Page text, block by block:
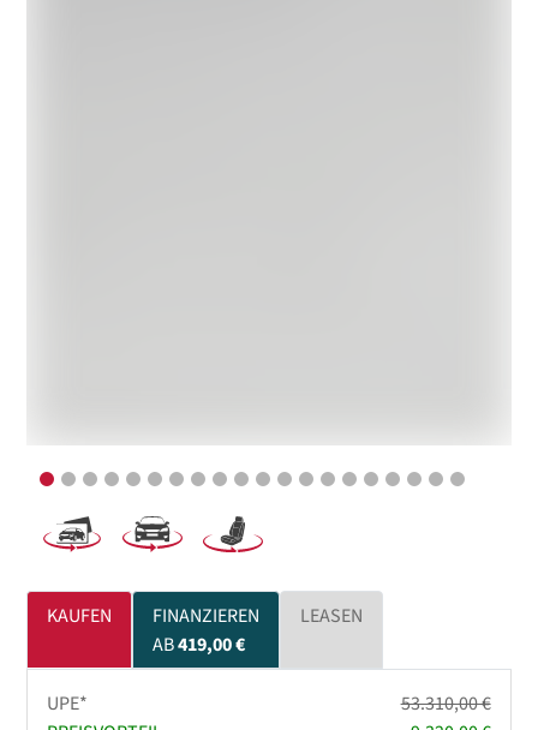
KAUFEN
FINANZIEREN
AB419,00 €
LEASEN
UPE*
53.310,00 €